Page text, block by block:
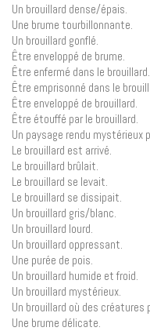
Un brouillard dense/épais.
Une brume tourbillonnante.
Un brouillard gonflé.
Être enveloppé de brume.
Être enfermé dans le brouillard.
Être emprisonné dans le
Être enveloppé de brouillard.
Être étouffé par le brouillard.
Un paysage rendu mystérieux
Le brouillard est arrivé.
Le brouillard brûlait.
Le brouillard se levait.
Le brouillard se dissipait.
Un brouillard gris/blanc.
Un brouillard lourd.
Un brouillard oppressant.
Une purée de pois.
Un brouillard humide et froid.
Un brouillard mystérieux.
Un brouillard où des créatures
Une brume délicate.